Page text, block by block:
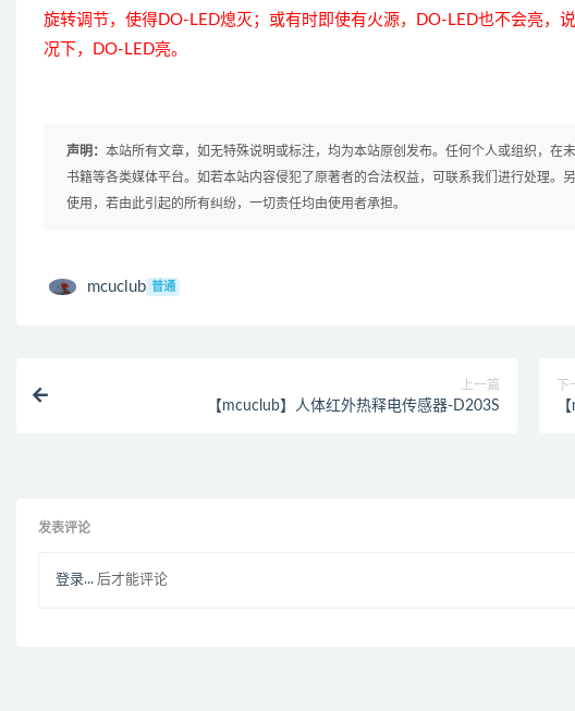
旋转调节，使得DO-LED熄灭；或有时即使有火源，DO-LED也不会亮，
况下，DO-LED亮。
声明： 本站所有文章，如无特殊说明或标注，均为本站原创发布。任何个人或组织，在
书籍等各类媒体平台。如若本站内容侵犯了原著者的合法权益，可联系我们进行处理。
使用，若由此引起的所有纠纷，一切责任均由使用者承担。
mcuclub 普通
上一篇
【mcuclub】人体红外热释电传感器-D203S
发表评论
登录... 后才能评论